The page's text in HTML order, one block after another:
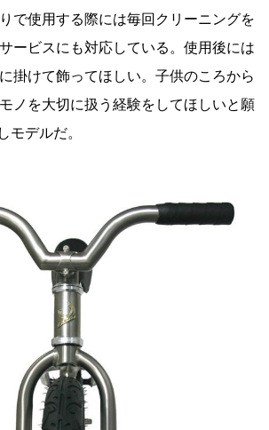
で使用する際には毎回クリーニングを
ービスにも対応している。使用後には
掛けて飾ってほしい。子供のころから
ノを大切に扱う経験をしてほしいと願
モデルだ。